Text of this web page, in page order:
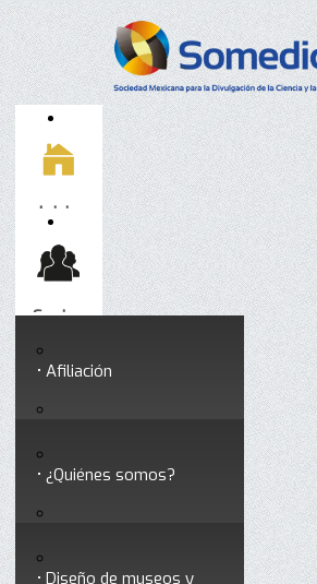
Inicio
Socios
Afiliación
Testimonios
Somedicyt
¿Quiénes somos?
Servicios
Diseño de museos y